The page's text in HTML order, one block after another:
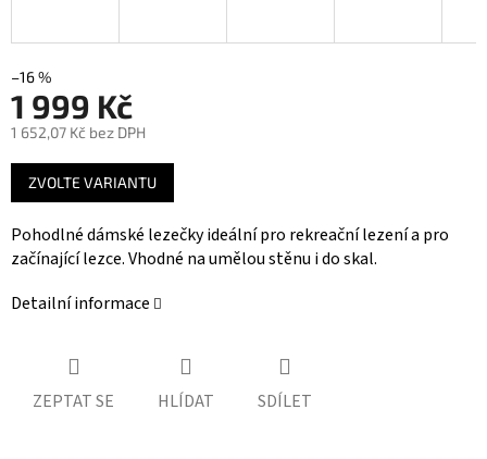
–16 %
1 999 Kč
1 652,07 Kč bez DPH
Měrná
cena:
ZVOLTE VARIANTU
Pohodlné dámské lezečky ideální pro rekreační lezení a pro
začínající lezce. Vhodné na umělou stěnu i do skal.
Detailní informace
ZEPTAT SE HLÍDAT SDÍLET